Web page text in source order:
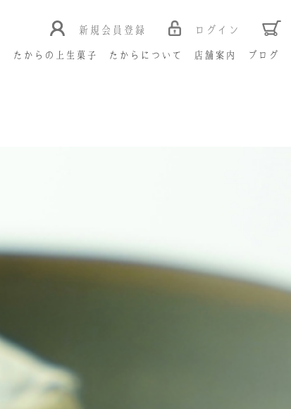
新規会員登録 ログイン
たからの上生菓子 たからについて 店舗案内 ブログ